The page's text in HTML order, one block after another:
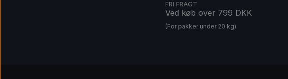
FRI FRAGT
Ved køb over 799 DKK
(For pakker under 20 kg)